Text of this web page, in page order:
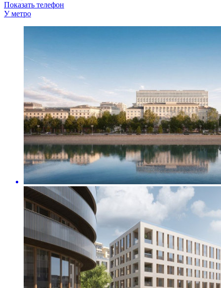
Показать телефон
У метро